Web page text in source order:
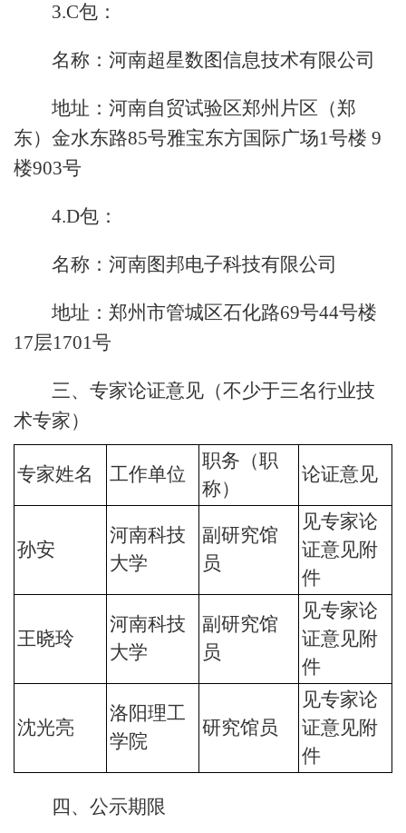
3.C包：
名称：河南超星数图信息技术有限公司
地址：河南自贸试验区郑州片区（郑
东）金水东路85号雅宝东方国际广场1号楼 9
楼903号
4.D包：
名称：河南图邦电子科技有限公司
地址：郑州市管城区石化路69号44号楼
17层1701号
三、专家论证意见（不少于三名行业技
术专家）
专家姓名 工作单位
职务（职
称）
论证意见
孙安
河南科技
大学
副研究馆
员
见专家论
证意见附
件
王晓玲
河南科技
大学
副研究馆
员
见专家论
证意见附
件
沈光亮
洛阳理工
学院
研究馆员
见专家论
证意见附
件
四、公示期限